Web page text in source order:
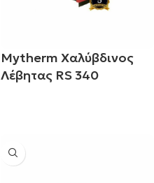
Mytherm Χαλύβδινος
Λέβητας RS 340